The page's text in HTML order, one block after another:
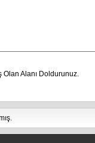
Olan Alanı Doldurunuz.